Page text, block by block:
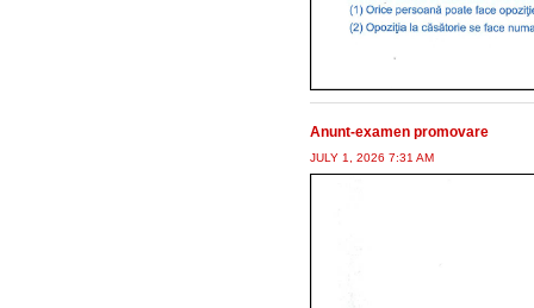
Anunt-examen promovare
JULY 1, 2026 7:31 AM